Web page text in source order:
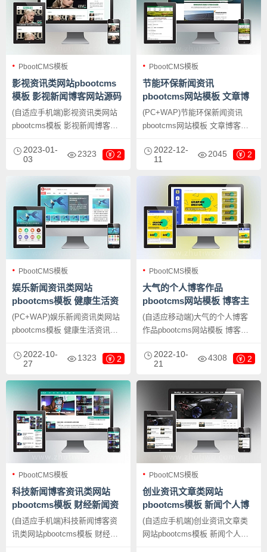
PbootCMS模板
影视资讯类网站pbootcms
模板 影视新闻博客网站源码
下载
(自适应手机端)影视资讯类网站
pbootcms模板 影视新闻博客网
影视资讯网站、新闻博客网站等
企业的网站模板，使用
PbootCMS 内核开发。这款模板
也可用于其他行业，只需更改文
字和图片即可。它可以自适应手
机端，同时拥有一个简单易用的
后台，数据实时同步。这款模板
附带测试数据。
2023-01-
03
2323 2
PbootCMS模板
节能环保新闻资讯
pbootcms网站模板 文章博
客类地方新闻网站源码下载
(PC+WAP)节能环保新闻资讯
pbootcms网站模板 文章博客类
PbootCMS内核开发的网站模
板，该模板适用于新闻资讯网
站、文章博客网站等企业，当然
其他行业也可以做，只需要把文
字图片换成其他行业的即可；
2022-12-
11
2045 2
PbootCMS模板
娱乐新闻资讯类网站
pbootcms模板 健康生活资
讯博客网站源码下载
(PC+WAP)娱乐新闻资讯类网站
pbootcms模板 健康生活资讯博
核开发的网站模板，该模板适用
于新闻资讯网站、新闻博客网站
等企业，当然其他行业也可以
做，只需要把文字图片换成其他
行业的即可；
2022-10-
27
1323 2
PbootCMS模板
大气的个人博客作品
pbootcms网站模板 博客主
题作品展示网站源码下载
(自适应移动端)大气的个人博客
作品pbootcms网站模板 博客主
PbootCMS内核开发的网站模
板，该模板适用于个人博客网
站、作品展示网站等企业，当然
其他行业也可以做，只需要把文
字图片换成其他行业的即可；
2022-10-
21
4308 2
PbootCMS模板
科技新闻博客资讯类网站
pbootcms模板 财经新闻资
讯网站源码下载
(自适应手机端)科技新闻博客资
讯类网站pbootcms模板 财经新
PbootCMS模板
创业资讯文章类网站
pbootcms模板 新闻个人博
客网站源码下载
(自适应手机端)创业资讯文章类
网站pbootcms模板 新闻个人博